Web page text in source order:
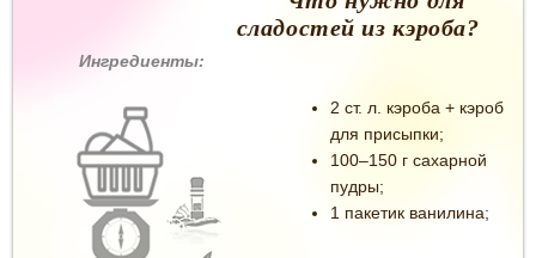
сладостей из кэроба?
Ингредиенты:
2 ст. л. кэроба + кэроб
для присыпки;
100–150 г сахарной
пудры;
1 пакетик ванилина;